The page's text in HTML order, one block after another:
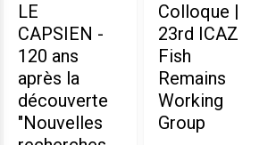
LE
CAPSIEN -
120 ans
après la
découverte
"Nouvelles
Colloque |
23rd ICAZ
Fish
Remains
Working
Group